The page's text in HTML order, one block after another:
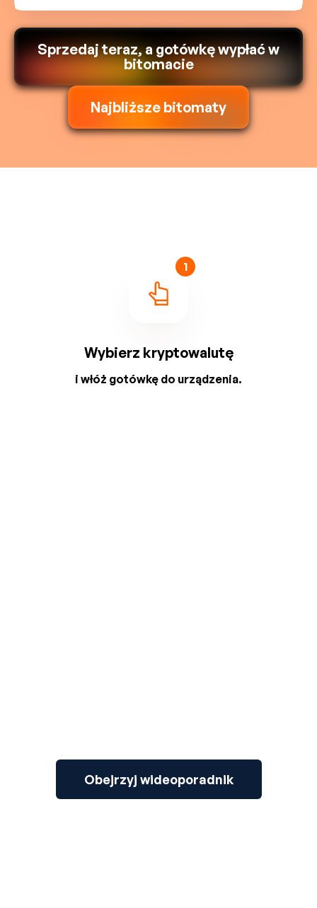
Sprzedaj teraz, a gotówkę wypłać w
bitomacie
Najbliższe bitomaty
1
Wybierz kryptowalutę
i włóż gotówkę do urządzenia.
Obejrzyj wideoporadnik